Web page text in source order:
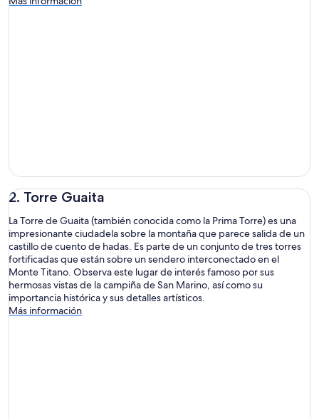
2. Torre Guaita
La Torre de Guaita (también conocida como la Prima Torre) es una
impresionante ciudadela sobre la montaña que parece salida de un
castillo de cuento de hadas. Es parte de un conjunto de tres torres
fortificadas que están sobre un sendero interconectado en el
Monte Titano. Observa este lugar de interés famoso por sus
hermosas vistas de la campiña de San Marino, así como su
importancia histórica y sus detalles artísticos.
Más información